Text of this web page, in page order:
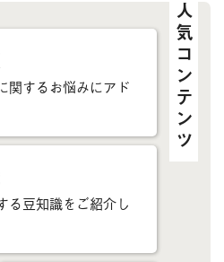
人気コンテンツ
関するお悩みにアド
る豆知識をご紹介し